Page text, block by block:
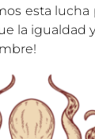
esta lucha
la igualdad